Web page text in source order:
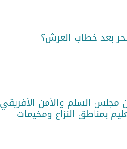
بعد خطاب العرش؟
مجلس السلم والأمن الأفريقي
بمناطق النزاع ومخيمات